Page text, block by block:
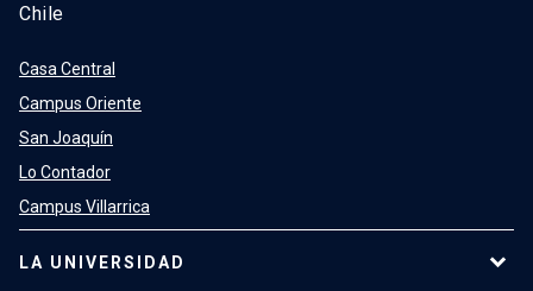
Chile
Casa Central
Campus Oriente
San Joaquín
Lo Contador
Campus Villarrica
LA UNIVERSIDAD